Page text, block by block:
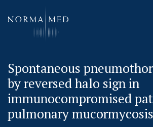
HOME
NEUES ZU SCHLAFSTÖRUNGEN
UNSERE METHODE
URSACHENMEDIZIN
Spontaneous
by reversed halo sign in
immunocompromised
pulmonary mucormycosis